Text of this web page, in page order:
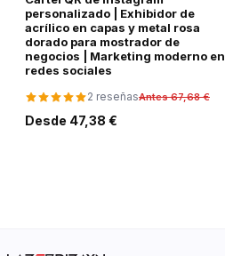
personalizado | Exhibidor de
acrílico en capas y metal rosa
dorado para mostrador de
negocios | Marketing moderno en
redes sociales
2 reseñasAntes 67,68 €
Desde 47,38 €